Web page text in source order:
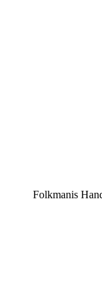
Folkmanis